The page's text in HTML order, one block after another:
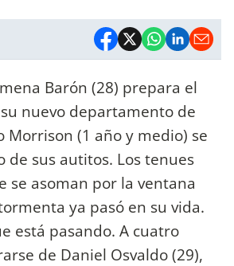
Barón (28) prepara el
nuevo departamento de
Morrison (1 año y medio) se
de sus autitos. Los tenues
se asoman por la ventana
ya pasó en su vida.
está pasando. A cuatro
de Daniel Osvaldo (29),